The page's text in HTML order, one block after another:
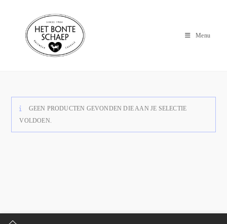
Menu
GEEN PRODUCTEN GEVONDEN DIE AAN JE SELECTIE
VOLDOEN.